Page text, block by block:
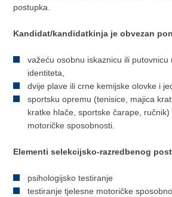
postupka.
Kandidat/kandidatkinja je obvezan
važeću osobnu iskaznicu ili putovnicu
identiteta,
dvije plave ili crne kemijske olovke i
sportsku opremu (tenisice, majica
kratke hlače, sportske čarape,
motoričke sposobnosti.
Elementi selekcijsko-razredbenog
psihologijsko testiranje
testiranje tjelesne motoričke